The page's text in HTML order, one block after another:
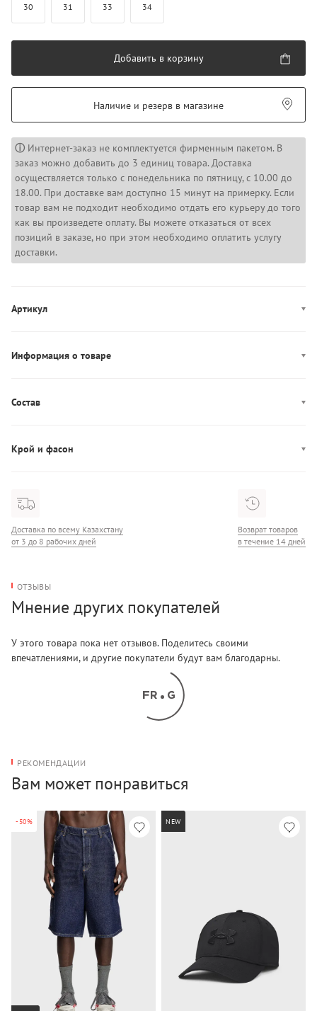
30 31 33 34
Добавить в корзину
Наличие и резерв в магазине
ⓘ Интернет-заказ не комплектуется фирменным пакетом. В
заказ можно добавить до 3 единиц товара. Доставка
осуществляется только с понедельника по пятницу, с 10.00 до
18.00. При доставке вам доступно 15 минут на примерку. Если
товар вам не подходит необходимо отдать его курьеру до того
как вы произведете оплату. Вы можете отказаться от всех
позиций в заказе, но при этом необходимо оплатить услугу
доставки.
Артикул
Информация о товаре
Декор: вышитый логотип
Застежка: пуговица, молния
Состав
Крой и фасон
Доставка по всему Казахстану
от 3 до 8 рабочих дней
Возврат товаров
в течение 14 дней
ОТЗЫВЫ
Мнение других покупателей
У этого товара пока нет отзывов. Поделитесь своими
впечатлениями, и другие покупатели будут вам благодарны.
РЕКОМЕНДАЦИИ
Вам может понравиться
-50% NEW